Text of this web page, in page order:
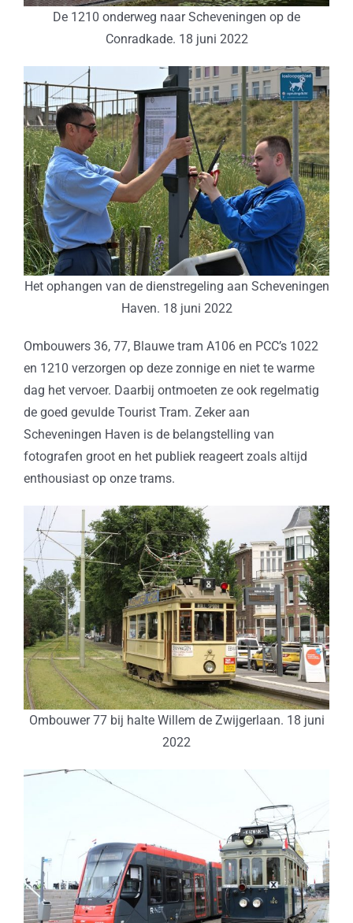
De 1210 onderweg naar Scheveningen op de
Conradkade. 18 juni 2022
Het ophangen van de dienstregeling aan Scheveningen
Haven. 18 juni 2022
Ombouwers 36, 77, Blauwe tram A106 en PCC’s 1022
en 1210 verzorgen op deze zonnige en niet te warme
dag het vervoer. Daarbij ontmoeten ze ook regelmatig
de goed gevulde Tourist Tram. Zeker aan
Scheveningen Haven is de belangstelling van
fotografen groot en het publiek reageert zoals altijd
enthousiast op onze trams.
Ombouwer 77 bij halte Willem de Zwijgerlaan. 18 juni
2022